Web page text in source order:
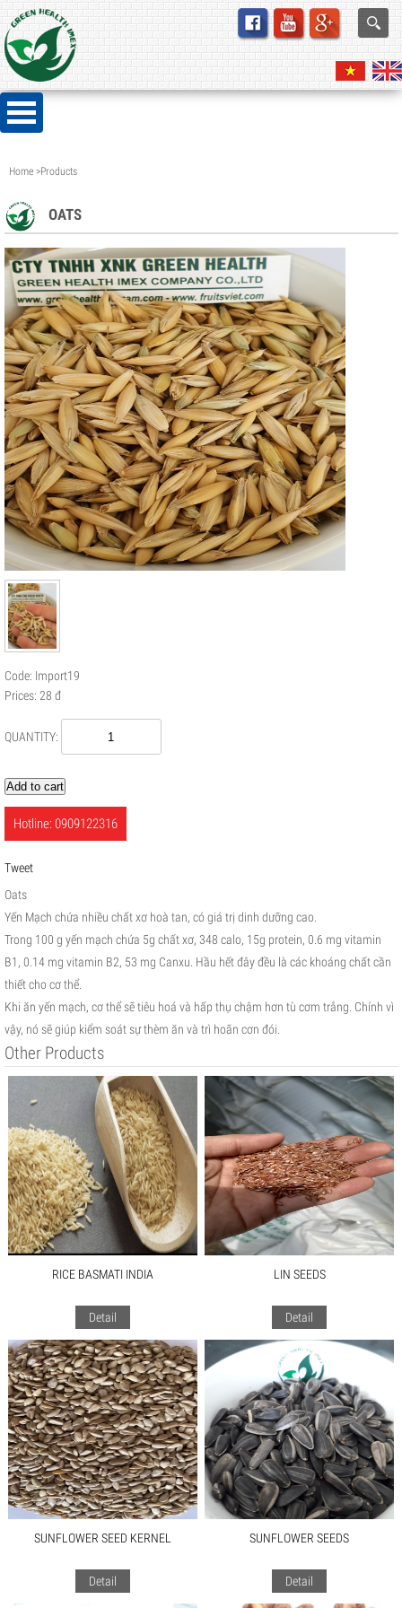
Home >Products
OATS
Code: Import19
Prices: 28 đ
QUANTITY:
Add to cart
Hotline: 0909122316
Tweet
Oats
Yến Mạch chứa nhiều chất xơ hoà tan, có giá trị dinh dưỡng cao.
Trong 100 g yến mạch chứa 5g chất xơ, 348 calo, 15g protein, 0.6 mg vitamin
B1, 0.14 mg vitamin B2, 53 mg Canxu. Hầu hết đây đều là các khoáng chất cần
thiết cho cơ thể.
Khi ăn yến mạch, cơ thể sẽ tiêu hoá và hấp thụ chậm hơn tù cơm trắng. Chính vì
vậy, nó sẽ giúp kiểm soát sự thèm ăn và trì hoãn cơn đói.
Other Products
RICE BASMATI INDIA
Detail
LIN SEEDS
Detail
SUNFLOWER SEED KERNEL
Detail
SUNFLOWER SEEDS
Detail